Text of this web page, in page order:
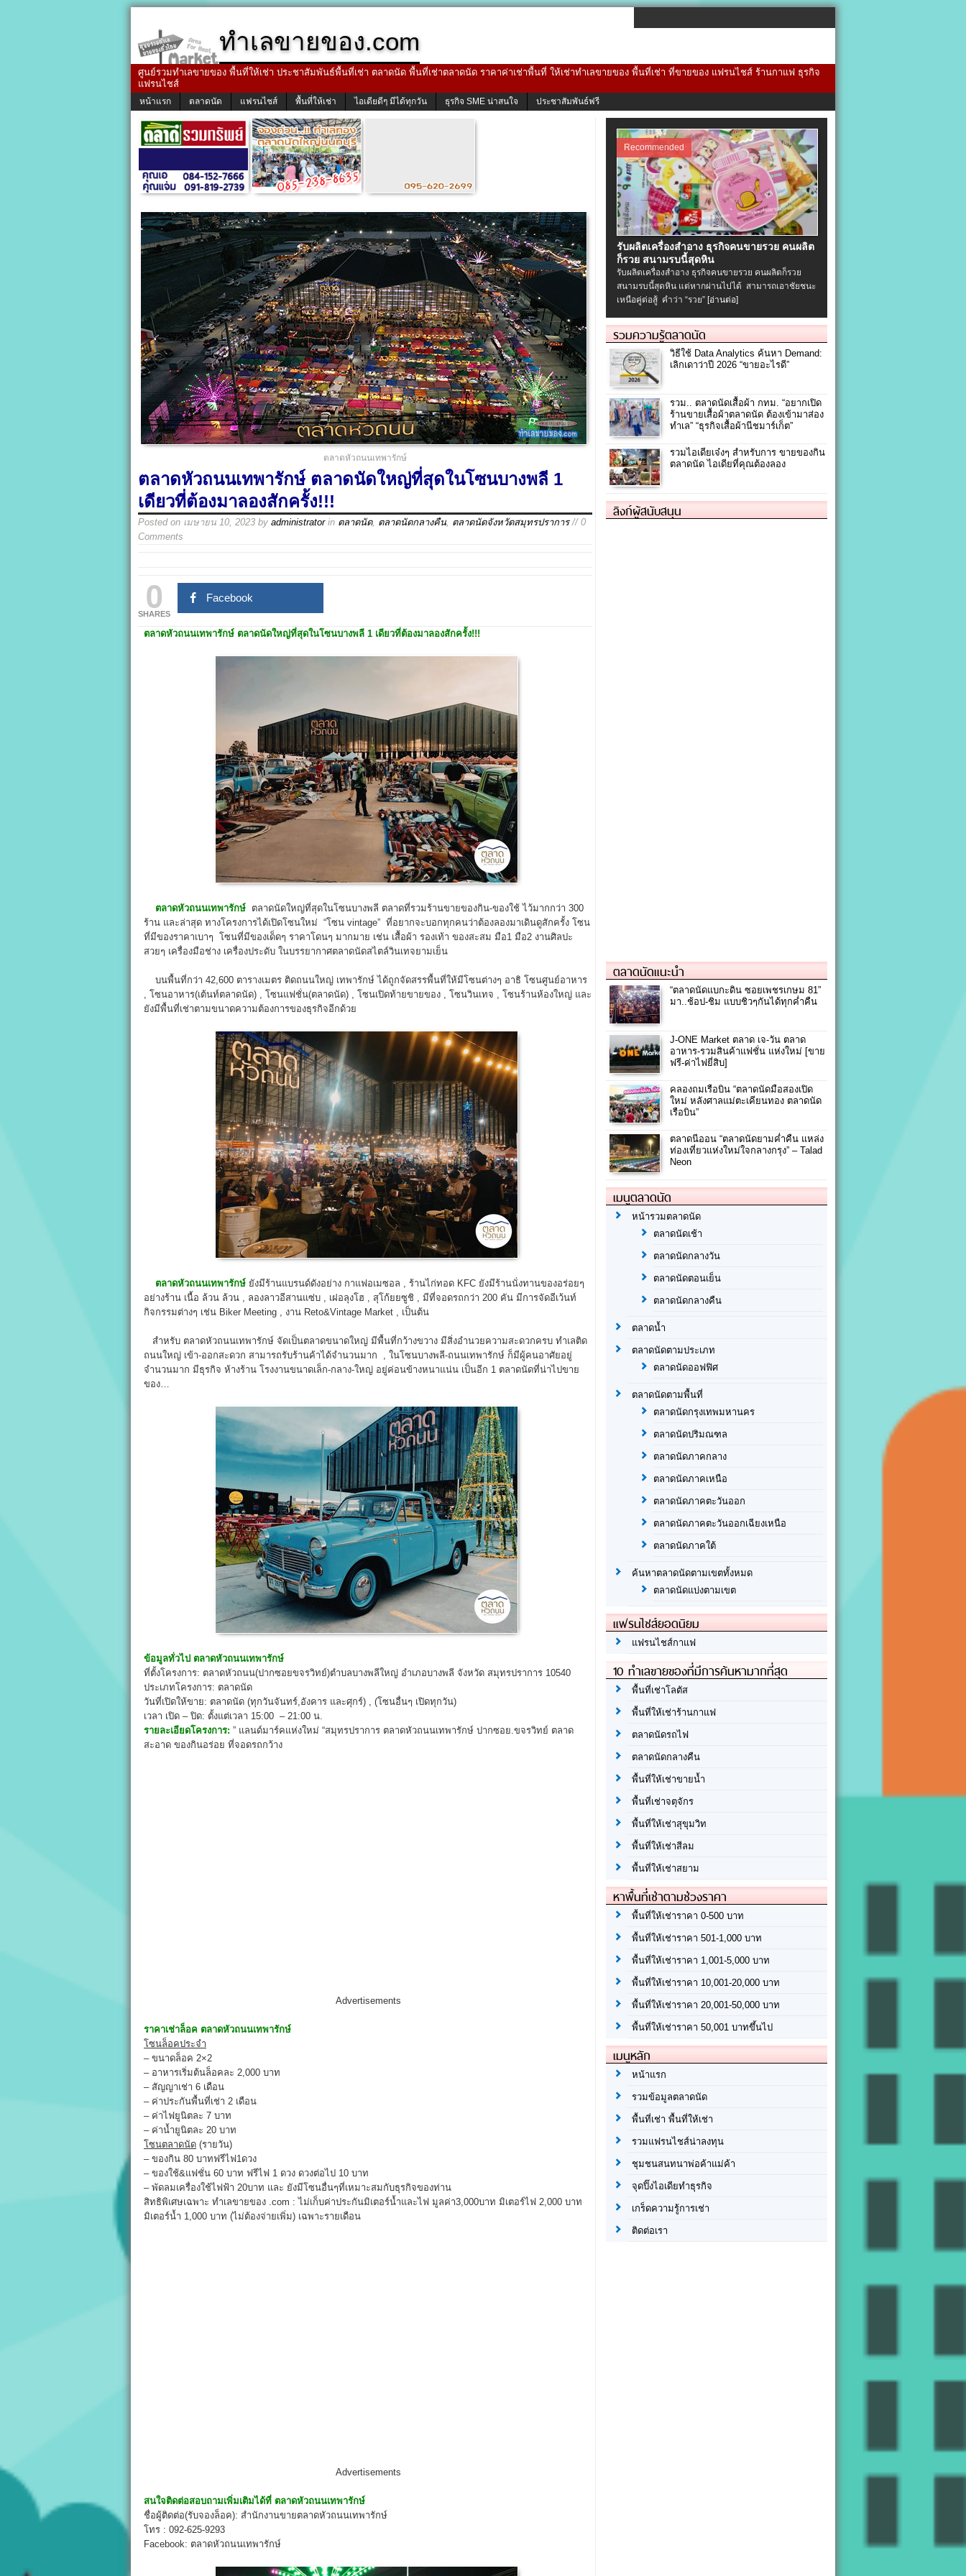
ทำเลขายของ.com
ศูนย์รวมทำเลขายของ พื้นที่ให้เช่า ประชาสัมพันธ์พื้นที่เช่า ตลาดนัด พื้นที่เช่าตลาดนัด ราคาค่าเช่าพื้นที่ ให้เช่าทำเลขายของ พื้นที่เช่า ที่ขายของ แฟรนไชส์ ร้านกาแฟ ธุรกิจ
แฟรนไชส์
หน้าแรก ตลาดนัด แฟรนไชส์ พื้นที่ให้เช่า ไอเดียดีๆ มีได้ทุกวัน ธุรกิจ SME น่าสนใจ ประชาสัมพันธ์ฟรี
ตลาดหัวถนนเทพารักษ์
ตลาดหัวถนนเทพารักษ์ ตลาดนัดใหญ่ที่สุดในโซนบางพลี 1
เดียวที่ต้องมาลองสักครั้ง!!!
Posted on เมษายน 10, 2023 by administratorin ตลาดนัด, ตลาดนัดกลางคืน ตลาดนัดจังหวัดสมุทรปราการ// 0
Comments
0
SHARES
Facebook
ตลาดหัวถนนเทพารักษ์ ตลาดนัดใหญ่ที่สุดในโซนบางพลี 1 เดียวที่ต้องมาลองสักครั้ง!!!
ตลาดหัวถนนเทพารักษ์ ตลาดนัดใหญ่ที่สุดในโซนบางพลี ตลาดที่รวมร้านขายของกิน-ของใช้ ไว้มากกว่า 300
ร้าน และล่าสุด ทางโครงการได้เปิดโซนใหม่ “โซน vintage” ที่อยากจะบอกทุกคนว่าต้องลองมาเดินดูสักครั้ง โซน
ที่มีของราคาเบาๆ โซนที่มีของเด็ดๆ ราคาโดนๆ มากมาย เช่น เสื้อผ้า รองเท้า ของสะสม มือ1 มือ2 งานศิลปะ
สวยๆ เครื่องมือช่าง เครื่องประดับ ในบรรยากาศตลาดนัดสไตล์วินเทจยามเย็น
บนพื้นที่กว่า 42,600 ตารางเมตร ติดถนนใหญ่ เทพารักษ์ ได้ถูกจัดสรรพื้นที่ให้มีโซนต่างๆ อาธิ โซนศูนย์อาหาร
, โซนอาหาร(เต้นท์ตลาดนัด) , โซนแฟชั่น(ตลาดนัด) , โซนเปิดท้ายขายของ , โซนวินเทจ , โซนร้านห้องใหญ่ และ
ยังมีพื้นที่เช่าตามขนาดความต้องการของธุรกิจอีกด้วย
ตลาดหัวถนนเทพารักษ์ ยังมีร้านแบรนด์ดังอย่าง กาแฟอเมซอล , ร้านไก่ทอด KFC ยังมีร้านนั่งทานของอร่อยๆ
อย่างร้าน เนื้อ ล้วน ล้วน , ลองลาวอีสานแซ่บ , เฝอลุงโฮ , สุโก้ยยซูชิ , มีที่จอดรถกว่า 200 คัน มีการจัดอีเว้นท์
กิจกรรมต่างๆ เช่น Biker Meeting , งาน Reto&Vintage Market , เป็นต้น
สำหรับ ตลาดหัวถนนเทพารักษ์ จัดเป็นตลาดขนาดใหญ่ มีพื้นที่กว้างขวาง มีสิ่งอำนวยความสะดวกครบ ทำเลติด
ถนนใหญ่ เข้า-ออกสะดวก สามารถรับร้านค้าได้จำนวนมาก , ในโซนบางพลี-ถนนเทพารักษ์ ก็มีผู้คนอาศัยอยู่
จำนวนมาก มีธุรกิจ ห้างร้าน โรงงานขนาดเล็ก-กลาง-ใหญ่ อยู่ค่อนข้างหนาแน่น เป็นอีก 1 ตลาดนัดที่น่าไปขาย
ของ…
ข้อมูลทั่วไป ตลาดหัวถนนเทพารักษ์
ที่ตั้งโครงการ: ตลาดหัวถนน(ปากซอยขจรวิทย์)ตำบลบางพลีใหญ่ อำเภอบางพลี จังหวัด สมุทรปราการ 10540
ประเภทโครงการ: ตลาดนัด
วันที่เปิดให้ขาย: ตลาดนัด (ทุกวันจันทร์,อังคาร และศุกร์) , (โซนอื่นๆ เปิดทุกวัน)
เวลา เปิด – ปิด: ตั้งแต่เวลา 15:00 – 21:00 น.
รายละเอียดโครงการ: ” แลนด์มาร์คแห่งใหม่ “สมุทรปราการ ตลาดหัวถนนเทพารักษ์ ปากซอย.ขจรวิทย์ ตลาด
สะอาด ของกินอร่อย ที่จอดรถกว้าง
Advertisements
ราคาเช่าล็อค ตลาดหัวถนนเทพารักษ์
โซนล็อคประจำ
– ขนาดล็อค 2×2
– อาหารเริ่มต้นล็อคละ 2,000 บาท
– สัญญาเช่า 6 เดือน
– ค่าประกันพื้นที่เช่า 2 เดือน
– ค่าไฟยูนิตละ 7 บาท
– ค่าน้ำยูนิตละ 20 บาท
โซนตลาดนัด (รายวัน)
– ของกิน 80 บาทฟรีไฟ1ดวง
– ของใช้&แฟชั่น 60 บาท ฟรีไฟ 1 ดวง ดวงต่อไป 10 บาท
– พัดลมเครื่องใช้ไฟฟ้า 20บาท และ ยังมีโซนอื่นๆที่เหมาะสมกับธุรกิจของท่าน
สิทธิพิเศษเฉพาะ ทำเลขายของ .com : ไม่เก็บค่าประกันมิเตอร์น้ำและไฟ มูลค่า3,000บาท มิเตอร์ไฟ 2,000 บาท
มิเตอร์น้ำ 1,000 บาท (ไม่ต้องจ่ายเพิ่ม) เฉพาะรายเดือน
Advertisements
สนใจติดต่อสอบถามเพิ่มเติมได้ที่ ตลาดหัวถนนเทพารักษ์
ชื่อผู้ติดต่อ(รับจองล็อค): สำนักงานขายตลาดหัวถนนเทพารักษ์
โทร : 092-625-9293
Facebook: ตลาดหัวถนนเทพารักษ์
Recommended
รับผลิตเครื่องสําอาง ธุรกิจคนขายรวย คนผลิต
ก็รวย สนามรบนี้สุดหิน
รับผลิตเครื่องสําอาง ธุรกิจคนขายรวย คนผลิตก็รวย
สนามรบนี้สุดหิน แต่หากผ่านไปได้ สามารถเอาชัยชนะ
เหนือคู่ต่อสู้ คำว่า “รวย” [อ่านต่อ]
รวมความรู้ตลาดนัด
วิธีใช้ Data Analytics ค้นหา Demand:
เลิกเดาว่าปี 2026 “ขายอะไรดี”
รวม.. ตลาดนัดเสื้อผ้า กทม. “อยากเปิด
ร้านขายเสื้อผ้าตลาดนัด ต้องเข้ามาส่อง
ทำเล” “ธุรกิจเสื้อผ้านีชมาร์เก็ต”
รวมไอเดียเจ๋งๆ สำหรับการ ขายของกิน
ตลาดนัด ไอเดียที่คุณต้องลอง
ลิงก์ผู้สนับสนุน
ตลาดนัดแนะนำ
“ตลาดนัดแบกะดิน ซอยเพชรเกษม 81”
มา..ช้อป-ชิม แบบชิวๆกันได้ทุกค่ำคืน
J-ONE Market ตลาด เจ-วัน ตลาด
อาหาร-รวมสินค้าแฟชั่น แห่งใหม่ [ขาย
ฟรี-ค่าไฟยี่สิบ]
คลองถมเรือบิน “ตลาดนัดมือสองเปิด
ใหม่ หลังศาลแม่ตะเคียนทอง ตลาดนัด
เรือบิน”
ตลาดนีออน “ตลาดนัดยามค่ำคืน แหล่ง
ท่องเที่ยวแห่งใหม่ใจกลางกรุง” – Talad
Neon
เมนูตลาดนัด
หน้ารวมตลาดนัด
ตลาดนัดเช้า
ตลาดนัดกลางวัน
ตลาดนัดตอนเย็น
ตลาดนัดกลางคืน
ตลาดน้ำ
ตลาดนัดตามประเภท
ตลาดนัดออฟฟิศ
ตลาดนัดตามพื้นที่
ตลาดนัดกรุงเทพมหานคร
ตลาดนัดปริมณฑล
ตลาดนัดภาคกลาง
ตลาดนัดภาคเหนือ
ตลาดนัดภาคตะวันออก
ตลาดนัดภาคตะวันออกเฉียงเหนือ
ตลาดนัดภาคใต้
ค้นหาตลาดนัดตามเขตทั้งหมด
ตลาดนัดแบ่งตามเขต
แฟรนไชส์ยอดนิยม
แฟรนไชส์กาแฟ
10 ทำเลขายของที่มีการค้นหามากที่สุด
พื้นที่เช่าโลตัส
พื้นที่ให้เช่าร้านกาแฟ
ตลาดนัดรถไฟ
ตลาดนัดกลางคืน
พื้นที่ให้เช่าขายน้ำ
พื้นที่เช่าจตุจักร
พื้นที่ให้เช่าสุขุมวิท
พื้นที่ให้เช่าสีลม
พื้นที่ให้เช่าสยาม
หาพื้นที่เช่าตามช่วงราคา
พื้นที่ให้เช่าราคา 0-500 บาท
พื้นที่ให้เช่าราคา 501-1,000 บาท
พื้นที่ให้เช่าราคา 1,001-5,000 บาท
พื้นที่ให้เช่าราคา 10,001-20,000 บาท
พื้นที่ให้เช่าราคา 20,001-50,000 บาท
พื้นที่ให้เช่าราคา 50,001 บาทขึ้นไป
เมนูหลัก
หน้าแรก
รวมข้อมูลตลาดนัด
พื้นที่เช่า พื้นที่ให้เช่า
รวมแฟรนไชส์น่าลงทุน
ชุมชนสนทนาพ่อค้าแม่ค้า
จุดปิ๊งไอเดียทำธุรกิจ
เกร็ดความรู้การเช่า
ติดต่อเรา